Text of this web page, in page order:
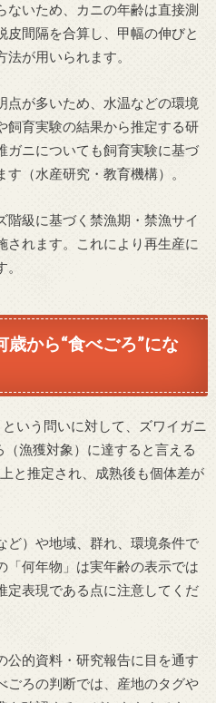
ないため、カニの年齢は直接測
皮間隔を合算し、甲幅の伸びと
が用いられます。
点が多いため、水温などの環境
飼育実験の結果から推定する研
ガニについても飼育実験に基づ
（水産研究・教育機構）。
階級に基づく禁漁期・禁漁サイ
されます。これにより再生産に
歳から“食べごろ”にな
いう問いに対して、ズワイガニ
漁獲対象）に達すると言える
と推定され、成熟後も個体差が
ど）や地域、群れ、環境条件で
「何年物」は実年齢の表示では
定表現である点に注意してくだ
公的資料・研究報告に目を通す
ごろの判断では、産地のタグや